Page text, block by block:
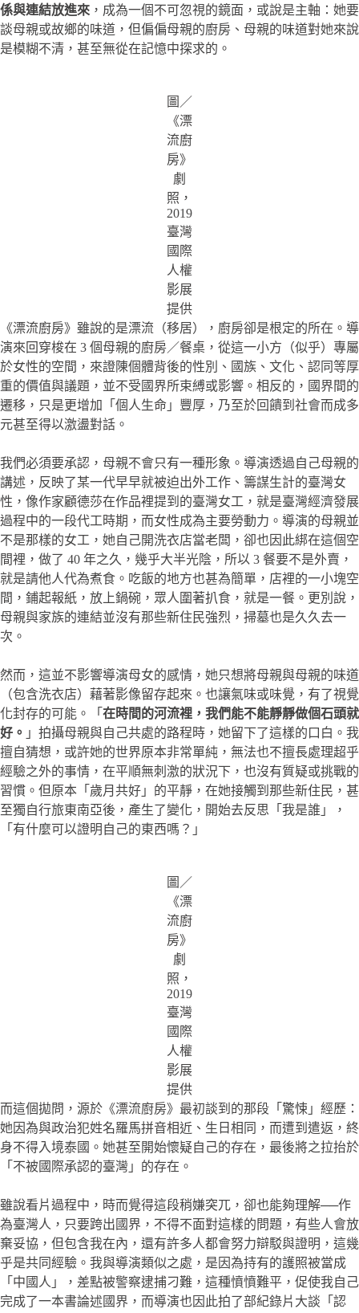
係與連結放進來 ，成為一個不可忽視的鏡面，或說是主軸：她要
談母親或故鄉的味道，但偏偏母親的廚房、母親的味道對她來說
是模糊不清，甚至無從在記憶中探求的。
圖／
《漂
流廚
房》
劇
照，
2019
臺灣
國際
人權
影展
提供
《漂流廚房》雖說的是漂流（移居），廚房卻是根定的所在。導
演來回穿梭在 3 個母親的廚房／餐桌，從這一小方（似乎）專屬
於女性的空間，來證陳個體背後的性別、國族、文化、認同等厚
重的價值與議題，並不受國界所束縛或影響。相反的，國界間的
遷移，只是更增加「個人生命」豐厚，乃至於回饋到社會而成多
元甚至得以激盪對話。
我們必須要承認，母親不會只有一種形象。導演透過自己母親的
講述，反映了某一代早早就被迫出外工作、籌謀生計的臺灣女
性，像作家顧德莎在作品裡提到的臺灣女工，就是臺灣經濟發展
過程中的一段代工時期，而女性成為主要勞動力。導演的母親並
不是那樣的女工，她自己開洗衣店當老闆，卻也因此綁在這個空
間裡，做了 40 年之久，幾乎大半光陰，所以 3 餐要不是外賣，
就是請他人代為煮食。吃飯的地方也甚為簡單，店裡的一小塊空
間，鋪起報紙，放上鍋碗，眾人圍著扒食，就是一餐。更別說，
母親與家族的連結並沒有那些新住民強烈，掃墓也是久久去一
次。
然而，這並不影響導演母女的感情，她只想將母親與母親的味道
（包含洗衣店）藉著影像留存起來。也讓氣味或味覺，有了視覺
化封存的可能。「 在時間的河流裡，我們能不能靜靜做個石頭就
好。 」拍攝母親與自己共處的路程時，她留下了這樣的口白。我
擅自猜想，或許她的世界原本非常單純，無法也不擅長處理超乎
經驗之外的事情，在平順無刺激的狀況下，也沒有質疑或挑戰的
習慣。但原本「歲月共好」的平靜，在她接觸到那些新住民，甚
至獨自行旅東南亞後，產生了變化，開始去反思「我是誰」，
「有什麼可以證明自己的東西嗎？」
圖／
《漂
流廚
房》
劇
照，
2019
臺灣
國際
人權
影展
提供
而這個拋問，源於《漂流廚房》最初談到的那段「驚悚」經歷：
她因為與政治犯姓名羅馬拼音相近、生日相同，而遭到遣返，終
身不得入境泰國。她甚至開始懷疑自己的存在，最後將之拉抬於
「不被國際承認的臺灣」的存在。
雖說看片過程中，時而覺得這段稍嫌突兀，卻也能夠理解──作
為臺灣人，只要跨出國界，不得不面對這樣的問題，有些人會放
棄妥協，但包含我在內，還有許多人都會努力辯駁與證明，這幾
乎是共同經驗。我與導演類似之處，是因為持有的護照被當成
「中國人」，差點被警察逮捕刁難，這種憤憤難平，促使我自己
完成了一本書論述國界，而導演也因此拍了部紀錄片大談「認